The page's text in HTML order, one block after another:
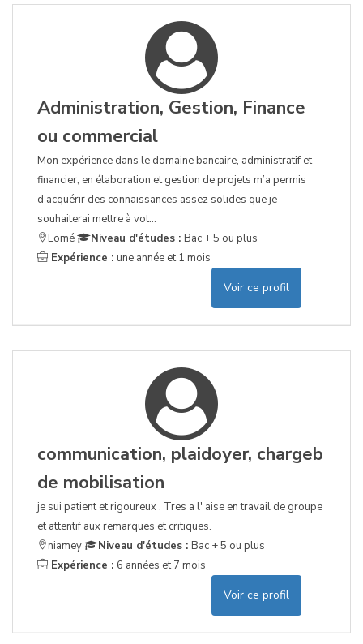
Administration, Gestion, Finance
ou commercial
Mon expérience dans le domaine bancaire, administratif et
financier, en élaboration et gestion de projets m’a permis
d’acquérir des connaissances assez solides que je
souhaiterai mettre à vot...
Lomé
Niveau d'études : Bac + 5 ou plus
Expérience : une année et 1 mois
Voir ce profil
communication, plaidoyer, chargeb
de mobilisation
je sui patient et rigoureux . Tres a l' aise en travail de groupe
et attentif aux remarques et critiques.
niamey
Niveau d'études : Bac + 5 ou plus
Expérience : 6 années et 7 mois
Voir ce profil